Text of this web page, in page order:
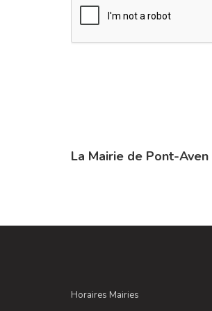
La Mairie de Pont-Aven
Horaires Mairies